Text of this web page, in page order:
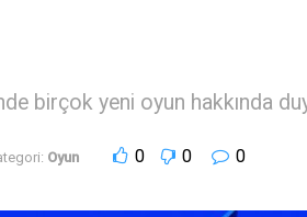
birçok yeni oyun hakkında
Oyun 0 0 0